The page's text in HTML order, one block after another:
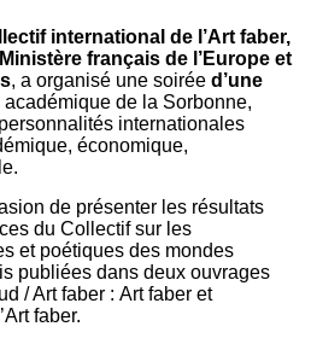
international de l’Art faber,
français de l’Europe et
, a organisé une soirée d’une
de la Sorbonne,
internationales
économique,
de présenter les résultats
du Collectif sur les
et poétiques des mondes
publiées dans deux ouvrages
/ Art faber : Art faber et
faber.